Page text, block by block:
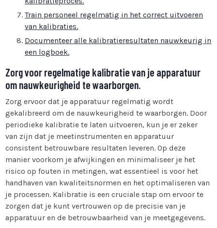
Train personeel regelmatig in het correct uitvoeren
van kalibraties.
Documenteer alle kalibratieresultaten nauwkeurig in
een logboek.
Zorg voor regelmatige kalibratie van je apparatuur
om nauwkeurigheid te waarborgen.
Zorg ervoor dat je apparatuur regelmatig wordt
gekalibreerd om de nauwkeurigheid te waarborgen. Door
periodieke kalibratie te laten uitvoeren, kun je er zeker
van zijn dat je meetinstrumenten en apparatuur
consistent betrouwbare resultaten leveren. Op deze
manier voorkom je afwijkingen en minimaliseer je het
risico op fouten in metingen, wat essentieel is voor het
handhaven van kwaliteitsnormen en het optimaliseren van
je processen. Kalibratie is een cruciale stap om ervoor te
zorgen dat je kunt vertrouwen op de precisie van je
apparatuur en de betrouwbaarheid van je meetgegevens.